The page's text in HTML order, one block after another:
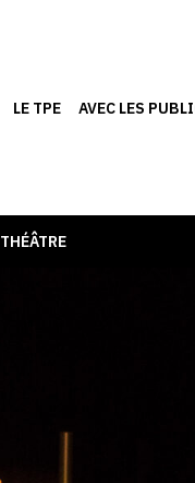
LE TPE AVEC LES
THÉÂTRE